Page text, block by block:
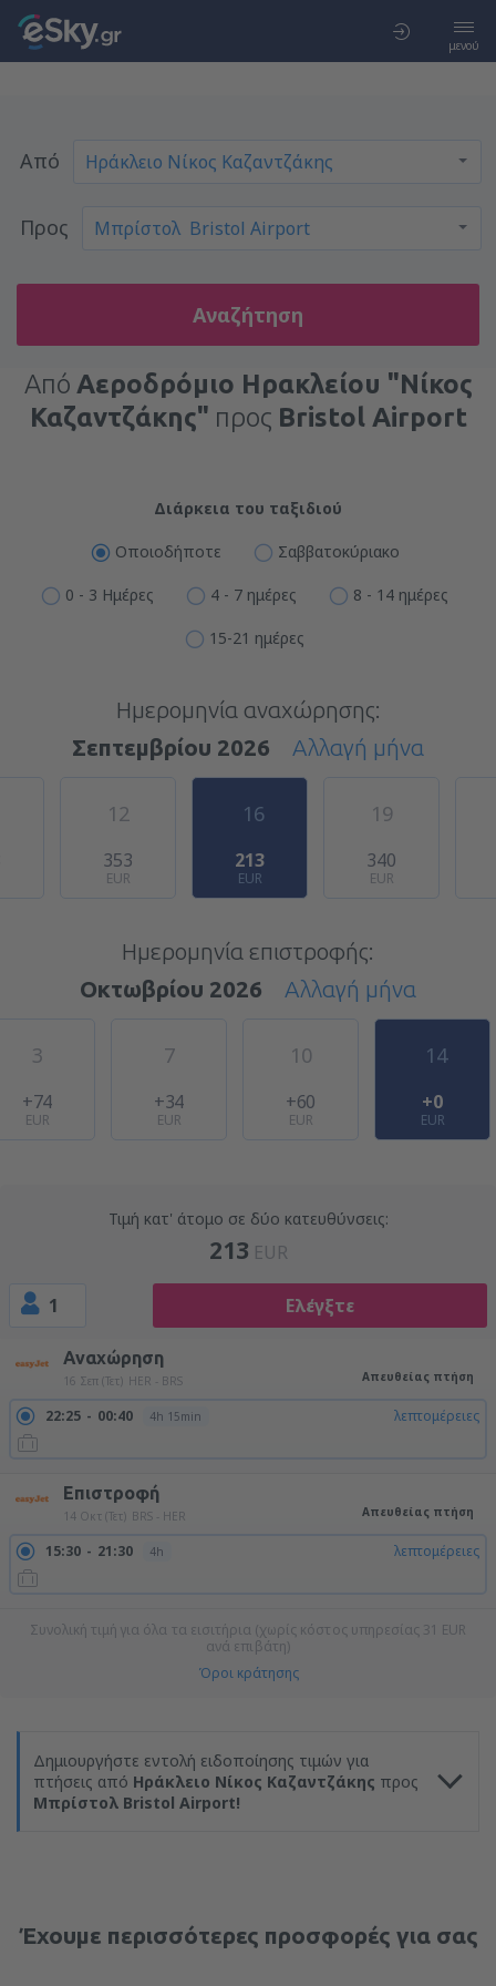
μενού
Από
Προς
Αναζήτηση
Από Αεροδρόμιο Ηρακλείου "Νίκος
Καζαντζάκης" προς Bristol Airport
Διάρκεια του ταξιδιού
Οποιοδήποτε Σαββατοκύριακο
0 - 3 Ημέρες 4 - 7 ημέρες 8 - 14 ημέρες
15-21 ημέρες
Ημερομηνία αναχώρησης:
Σεπτεμβρίου 2026
Αλλαγή μήνα
12
353
EUR
16
213
EUR
19
340
EUR
Ημερομηνία επιστροφής:
Οκτωβρίου 2026
Αλλαγή μήνα
3
+74
EUR
7
+34
EUR
10
+60
EUR
14
+0
EUR
Τιμή κατ' άτομο σε δύο κατευθύνσεις:
213 EUR
1 Ελέγξτε
Αναχώρηση
16 Σεπ (Τετ) HER - BRS Απευθείας πτήση
22:25 00:40 4h 15min λεπτομέρειες
Επιστροφή
14 Οκτ (Τετ) BRS - HER Απευθείας πτήση
15:30 21:30 4h λεπτομέρειες
Συνολική τιμή για όλα τα εισιτήρια (χωρίς κόστος υπηρεσίας 31 EUR
ανά επιβάτη)
Όροι κράτησης
Δημιουργήστε εντολή ειδοποίησης τιμών για
πτήσεις από Ηράκλειο Νίκος Καζαντζάκης προς
Μπρίστολ Bristol Airport!
Έχουμε περισσότερες προσφορές για σας